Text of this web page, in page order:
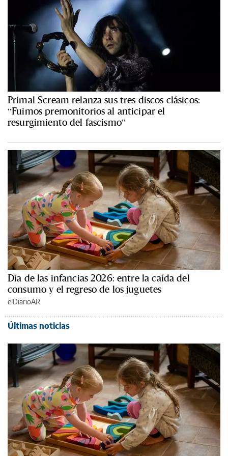
Primal Scream relanza sus tres discos clásicos:
“Fuimos premonitorios al anticipar el
resurgimiento del fascismo”
Día de las infancias 2026: entre la caída del
consumo y el regreso de los juguetes
elDiarioAR
Últimas noticias